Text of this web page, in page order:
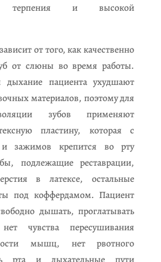
терпения и высокой
от того, как качественно
от слюны во время работы.
пациента ухудшают
материалов, поэтому для
зубов применяют
пластину, которая с
зажимов крепится во рту
подлежащие реставрации,
в латексе, остальные
под коффердамом. Пациент
дышать, проглатывать
чувства пересушивания
мышц, нет рвотного